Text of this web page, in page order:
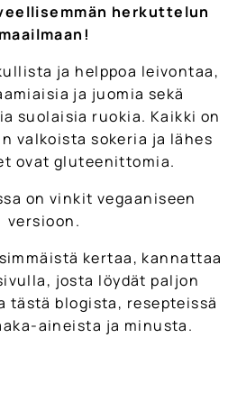
herkuttelun
maailmaan!
ja helppoa leivontaa,
ja juomia sekä
suolaisia ruokia. Kaikki on
valkoista sokeria ja lähes
ovat gluteenittomia.
on vinkit vegaaniseen
versioon.
kertaa, kannattaa
josta löydät paljon
tästä blogista, resepteissä
aineista ja minusta.